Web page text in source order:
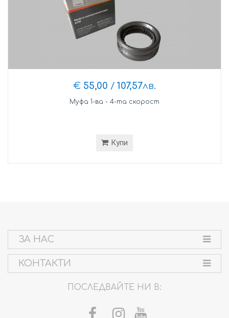
€ 55,00 / 107,57лв.
Муфа 1-ва - 4-та скорост
Купи
ЗА НАС
КОНТАКТИ
ПОСЛЕДВАЙТЕ НИ В: